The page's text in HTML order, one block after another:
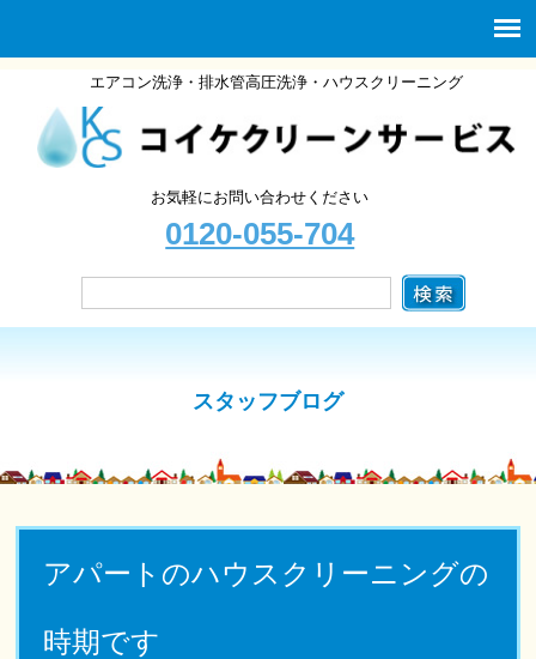
エアコン洗浄・排水管高圧洗浄・ハウスクリーニング
お気軽にお問い合わせください
0120-055-704
スタッフブログ
アパートのハウスクリーニングの
時期です